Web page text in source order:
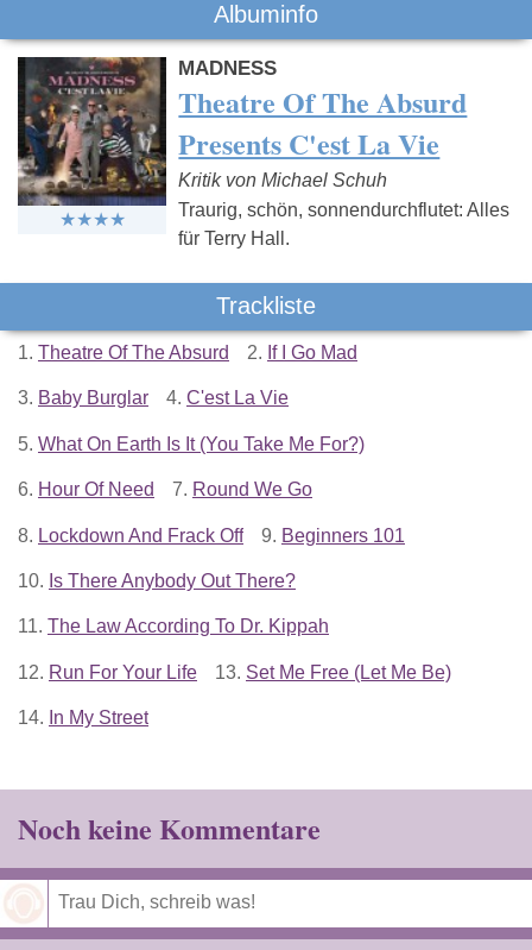
Albuminfo
MADNESS
Theatre Of The Absurd
Presents C'est La Vie
Kritik von Michael Schuh
Traurig, schön, sonnendurchflutet: Alles
für Terry Hall.
Trackliste
1. Theatre Of The Absurd 2. If I Go Mad
3. Baby Burglar 4. C'est La Vie
5. What On Earth Is It (You Take Me For?)
6. Hour Of Need 7. Round We Go
8. Lockdown And Frack Off 9. Beginners 101
10. Is There Anybody Out There?
11. The Law According To Dr. Kippah
12. Run For Your Life 13. Set Me Free (Let Me Be)
14. In My Street
Noch keine Kommentare